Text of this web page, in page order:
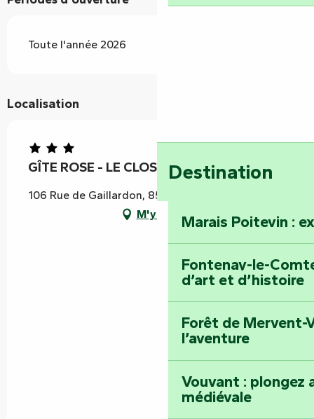
Destination
Marais Poitevin :
Fontenay-le-
d’art et d’histoire
Forêt de Mervent-
l’aventure
Vouvant : plongez
médiévale
Toute l'année 2026
Localisation
GÎTE ROSE - LE CLOS DES IRIS
106 Rue de Gaillardon, 85200 Fontenay-le-Comte
M'y rendre